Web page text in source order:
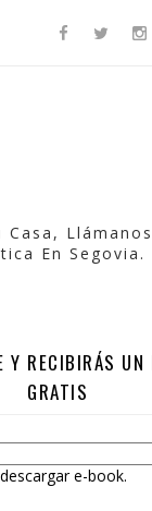
En Segovia.
Y RECIBIRÁS UN
GRATIS
e-book.